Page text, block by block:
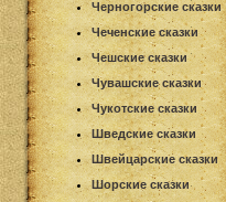
Черногорские сказки
Чеченские сказки
Чешские сказки
Чувашские сказки
Чукотские сказки
Шведские сказки
Швейцарские сказки
Шорские сказки